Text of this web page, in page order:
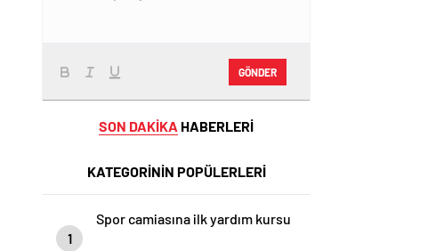
GÖNDER
SON DAKİKA HABERLERİ
KATEGORİNİN POPÜLERLERİ
1
Spor camiasına ilk yardım kursu